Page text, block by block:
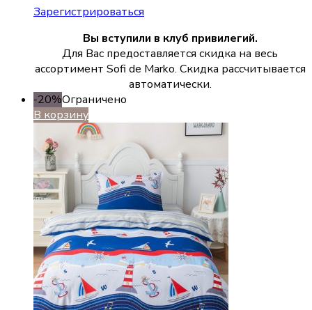
Зарегистрироваться
Вы вступили в клуб привилегий.
Для Вас предоставляется скидка на весь
ассортимент Sofi de Marko. Скидка рассчитывается
автоматически.
-20%Ограничено
В корзину